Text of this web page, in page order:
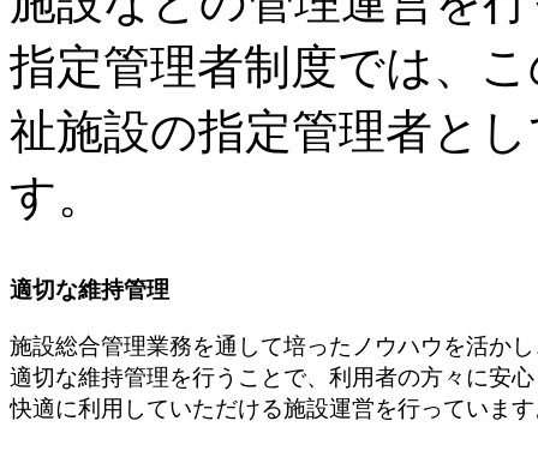
指定管理者制度では、
祉施設の指定管理者と
す。
適切な維持管理
施設総合管理業務を通して培ったノウハウを活か
適切な維持管理を行うことで、利用者の方々に安
快適に利用していただける施設運営を行っていま